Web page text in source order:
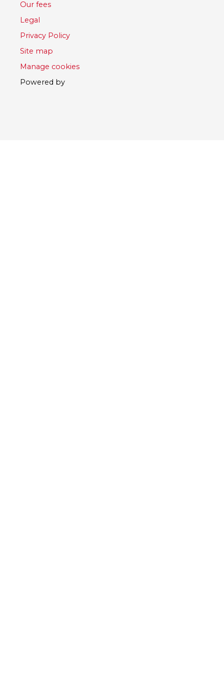
Our fees
Legal
Privacy Policy
Site map
Manage cookies
Powered by